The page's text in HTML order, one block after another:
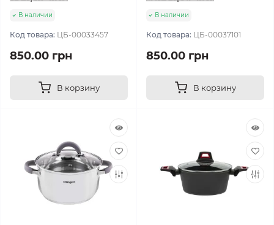
В наличии
Код товара: ЦБ-00033457
850.00 грн
В корзину
В наличии
Код товара: ЦБ-00037101
850.00 грн
В корзину